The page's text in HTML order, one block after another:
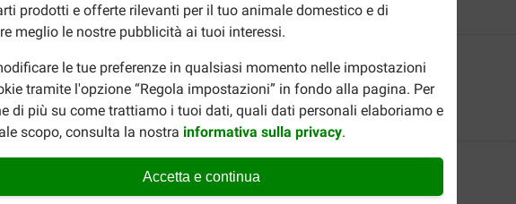
prodotti e offerte rilevanti per il tuo animale domestico e di
meglio le nostre pubblicità ai tuoi interessi.
le tue preferenze in qualsiasi momento nelle impostazioni
tramite l'opzione “Regola impostazioni” in fondo alla pagina. Per
di più su come trattiamo i tuoi dati, quali dati personali elaboriamo e
scopo, consulta la nostra informativa sulla privacy.
Accetta e continua13-12-2022